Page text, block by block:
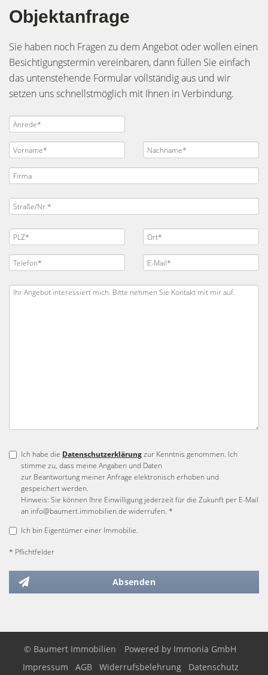
Objektanfrage
Sie haben noch Fragen zu dem Angebot oder wollen einen
Besichtigungstermin vereinbaren, dann füllen Sie einfach
das untenstehende Formular vollständig aus und wir
setzen uns schnellstmöglich mit Ihnen in Verbindung.
Ich habe die Datenschutzerklärungzur Kenntnis genommen. Ich
stimme zu, dass meine Angaben und Daten
zur Beantwortung meiner Anfrage elektronisch erhoben und
gespeichert werden.
Hinweis: Sie können Ihre Einwilligung jederzeit für die Zukunft per E-Mail
an info@baumert.immobilien.de widerrufen. *
Ich bin Eigentümer einer Immobilie.
* Pflichtfelder
Absenden
© Baumert Immobilien Powered by Immonia GmbH
Impressum
AGB Widerrufsbelehrung Datenschutz